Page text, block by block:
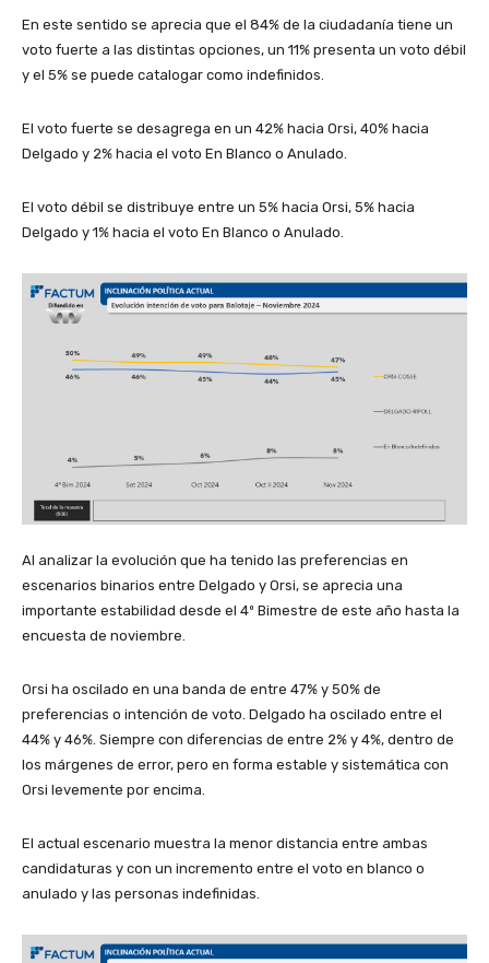
En este sentido se aprecia que el 84% de la ciudadanía tiene un
voto fuerte a las distintas opciones, un 11% presenta un voto débil
y el 5% se puede catalogar como indefinidos.
El voto fuerte se desagrega en un 42% hacia Orsi, 40% hacia
Delgado y 2% hacia el voto En Blanco o Anulado.
El voto débil se distribuye entre un 5% hacia Orsi, 5% hacia
Delgado y 1% hacia el voto En Blanco o Anulado.
Al analizar la evolución que ha tenido las preferencias en
escenarios binarios entre Delgado y Orsi, se aprecia una
importante estabilidad desde el 4º Bimestre de este año hasta la
encuesta de noviembre.
Orsi ha oscilado en una banda de entre 47% y 50% de
preferencias o intención de voto. Delgado ha oscilado entre el
44% y 46%. Siempre con diferencias de entre 2% y 4%, dentro de
los márgenes de error, pero en forma estable y sistemática con
Orsi levemente por encima.
El actual escenario muestra la menor distancia entre ambas
candidaturas y con un incremento entre el voto en blanco o
anulado y las personas indefinidas.